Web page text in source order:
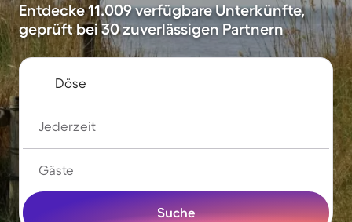
Entdecke 11.009 verfügbare Unterkünfte,
geprüft bei 30 zuverlässigen Partnern
Jederzeit
Gäste
Suche